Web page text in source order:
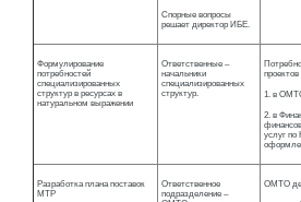
Спорные вопросы
решает директор ИБЕ.
Формулирование
потребностей
специализированных
структур в ресурсах в
натуральном выражении
Ответственные –
начальники
специализированных
структур.
1. в
2. в
услуг по
Разработка плана поставок
МТР
Ответственное
подразделение –
ОМТО